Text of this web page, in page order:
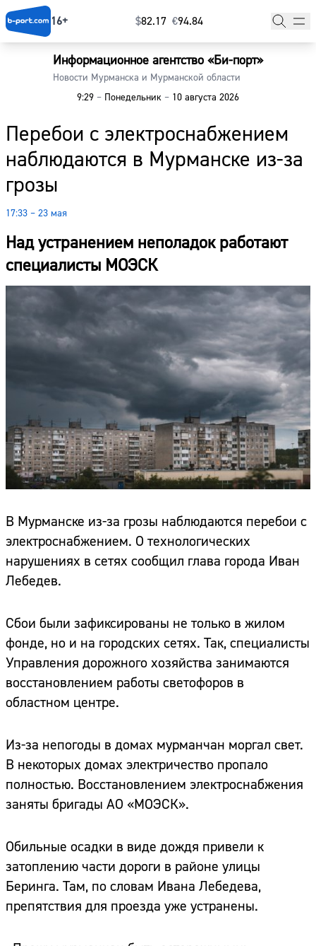
16+ $⁠82.17 €⁠94.84
Информационное агентство «Би-порт»
Новости Мурманска и Мурманской области
9:29 – Понедельник – 10 августа 2026
Перебои с электроснабжением
наблюдаются в Мурманске из-за
грозы
17:33 – 23 мая
Над устранением неполадок работают
специалисты МОЭСК
В Мурманске из-за грозы наблюдаются перебои с
электроснабжением. О технологических
нарушениях в сетях сообщил глава города Иван
Лебедев.
Сбои были зафиксированы не только в жилом
фонде, но и на городских сетях. Так, специалисты
Управления дорожного хозяйства занимаются
восстановлением работы светофоров в
областном центре.
Из-за непогоды в домах мурманчан моргал свет.
В некоторых домах электричество пропало
полностью. Восстановлением электроснабжения
заняты бригады АО «МОЭСК».
Обильные осадки в виде дождя привели к
затоплению части дороги в районе улицы
Беринга. Там, по словам Ивана Лебедева,
препятствия для проезда уже устранены.
Главная
Наши гости
Фоторепортажи
Погода
Курсы валют